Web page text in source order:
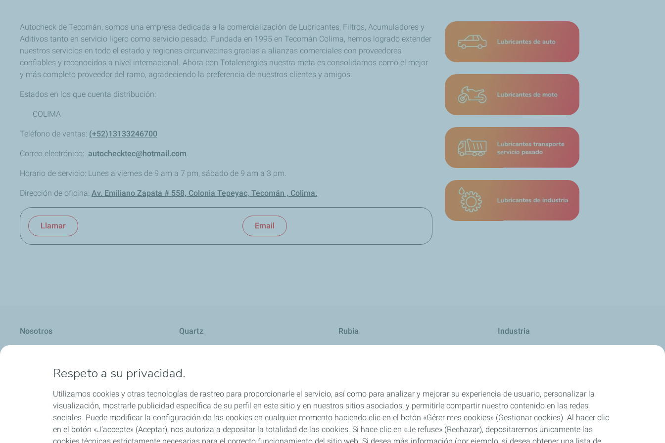
Autocheck de Tecomán, somos una empresa dedicada a la comercialización de Lubricantes, Filtros, Acumuladores y
Aditivos tanto en servicio ligero como servicio pesado. Fundada en 1995 en Tecomán Colima, hemos logrado extender
nuestros servicios en todo el estado y regiones circunvecinas gracias a alianzas comerciales con proveedores
confiables y reconocidos a nivel internacional. Ahora con Totalenergies nuestra meta es consolidarnos como el mejor
y más completo proveedor del ramo, agradeciendo la preferencia de nuestros clientes y amigos.
Estados en los que cuenta distribución:
COLIMA
Teléfono de ventas: (+52)13133246700
Correo electrónico: autochecktec@hotmail.com
Horario de servicio: Lunes a viernes de 9 am a 7 pm, sábado de 9 am a 3 pm.
Dirección de oficina: Av. Emiliano Zapata # 558, Colonia Tepeyac, Tecomán , Colima.
Llamar Email
Nosotros Quartz Rubia Industria
Lubricantes y especialidades
Respeto a su privacidad.
Utilizamos cookies y otras tecnologías de rastreo para proporcionarle el servicio, así como para analizar y mejorar su experiencia de usuario, personalizar la
visualización, mostrarle publicidad específica de su perfil en este sitio y en nuestros sitios asociados, y permitirle compartir nuestro contenido en las redes
sociales. Puede modificar la configuración de las cookies en cualquier momento haciendo clic en el botón «Gérer mes cookies» (Gestionar cookies). Al hacer clic
en el botón «J’accepte» (Aceptar), nos autoriza a depositar la totalidad de las cookies. Si hace clic en «Je refuse» (Rechazar), depositaremos únicamente las